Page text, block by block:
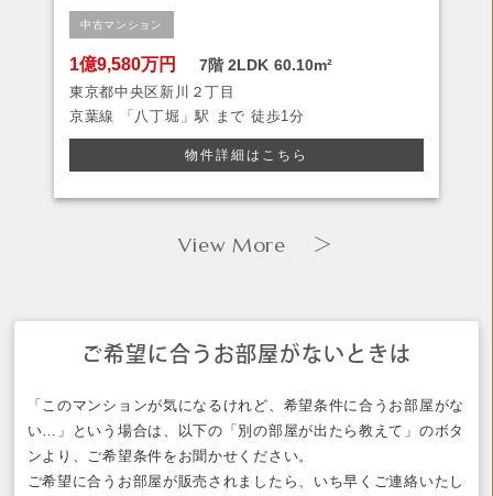
中古マンション
1億9,580万円 7階 2LDK 60.10m²
東京都中央区新川２丁目
京葉線
「八丁堀」駅 まで 徒歩1分
物件詳細はこちら
View More ＞
ご希望に合うお部屋がないときは
「このマンションが気になるけれど、希望条件に合うお部屋がな
い…」という場合は、以下の「別の部屋が出たら教えて」のボタ
ンより、ご希望条件をお聞かせください。
ご希望に合うお部屋が販売されましたら、いち早くご連絡いたし